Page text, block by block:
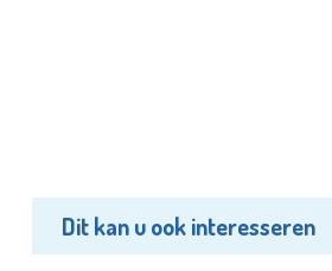
Dit kan u ook interesseren